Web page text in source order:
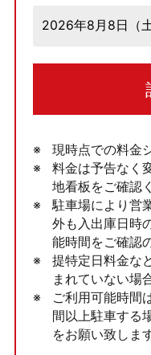
現時点での料金
料金は予告なく
地看板をご確認
駐車場により営
外も入出庫日時
能時間をご確認
提特定日料金な
まれていない場
ご利用可能時間
間以上駐車する
をお願い致します